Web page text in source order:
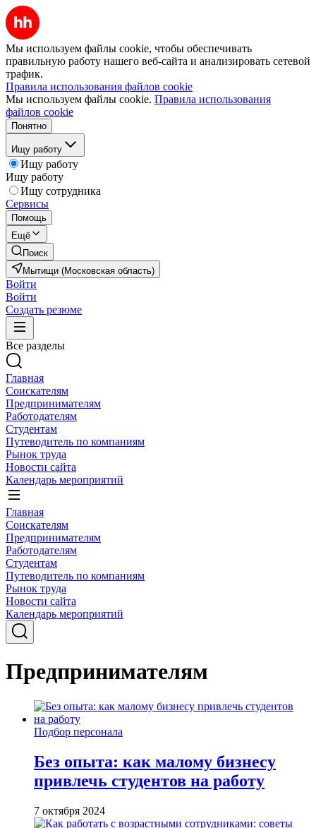
Мы используем файлы cookie, чтобы обеспечивать
правильную работу нашего веб-сайта и анализировать сетевой
трафик.
Правила использования файлов cookie
Мы используем файлы cookie. Правила использования
файлов cookie
Понятно
Ищу работу
Ищу работу
Ищу работу
Ищу сотрудника
Сервисы
Помощь
Ещё
Поиск
Мытищи (Московская область)
Войти
Войти
Создать резюме
Все разделы
Главная
Соискателям
Предпринимателям
Работодателям
Студентам
Путеводитель по компаниям
Рынок труда
Новости сайта
Календарь мероприятий
Главная
Соискателям
Предпринимателям
Работодателям
Студентам
Путеводитель по компаниям
Рынок труда
Новости сайта
Календарь мероприятий
Предпринимателям
Подбор персонала
Без опыта: как малому бизнесу
привлечь студентов на работу
7 октября 2024